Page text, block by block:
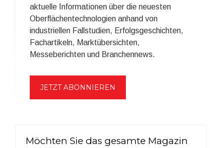
aktuelle Informationen über die neuesten
Oberflächentechnologien anhand von
industriellen Fallstudien, Erfolgsgeschichten,
Fachartikeln, Marktübersichten,
Messeberichten und Branchennews.
JETZT ABONNIEREN
Möchten Sie das gesamte Magazin